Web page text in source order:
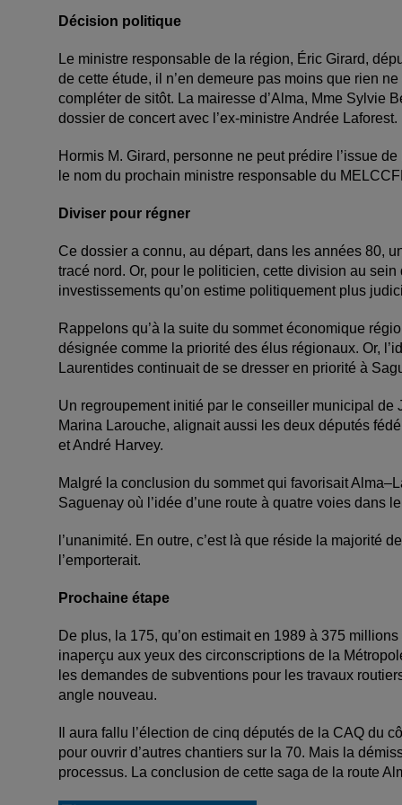
Décision politique
Le ministre responsable de la région, Éric Girard,
de cette étude, il n’en demeure pas moins que rien
compléter de sitôt. La mairesse d’Alma, Mme Sylvie
dossier de concert avec l’ex-ministre Andrée Laforest.
Hormis M. Girard, personne ne peut prédire l’issue
le nom du prochain ministre responsable du
Diviser pour régner
Ce dossier a connu, au départ, dans les années 80,
tracé nord. Or, pour le politicien, cette division au sein
investissements qu’on estime politiquement plus
Rappelons qu’à la suite du sommet économique
désignée comme la priorité des élus régionaux. Or,
Laurentides continuait de se dresser en priorité à
Un regroupement initié par le conseiller municipal
Marina Larouche, alignait aussi les deux députés
et André Harvey.
Malgré la conclusion du sommet qui favorisait
Saguenay où l’idée d’une route à quatre voies dans
l’unanimité. En outre, c’est là que réside la majorité
l’emporterait.
Prochaine étape
De plus, la 175, qu’on estimait en 1989 à 375
inaperçu aux yeux des circonscriptions de la
les demandes de subventions pour les travaux
angle nouveau.
Il aura fallu l’élection de cinq députés de la CAQ du
pour ouvrir d’autres chantiers sur la 70. Mais la
processus. La conclusion de cette saga de la route